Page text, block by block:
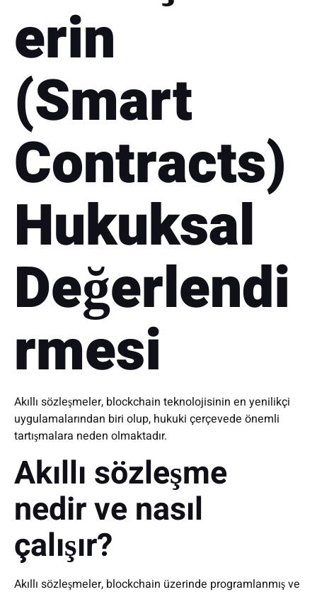
erin
(Smart
Contracts)
Hukuksal
Değerlendi
rmesi
Akıllı sözleşmeler, blockchain teknolojisinin en yenilikçi
uygulamalarından biri olup, hukuki çerçevede önemli
tartışmalara neden olmaktadır.
Akıllı sözleşme
nedir ve nasıl
çalışır?
Akıllı sözleşmeler, blockchain üzerinde programlanmış ve